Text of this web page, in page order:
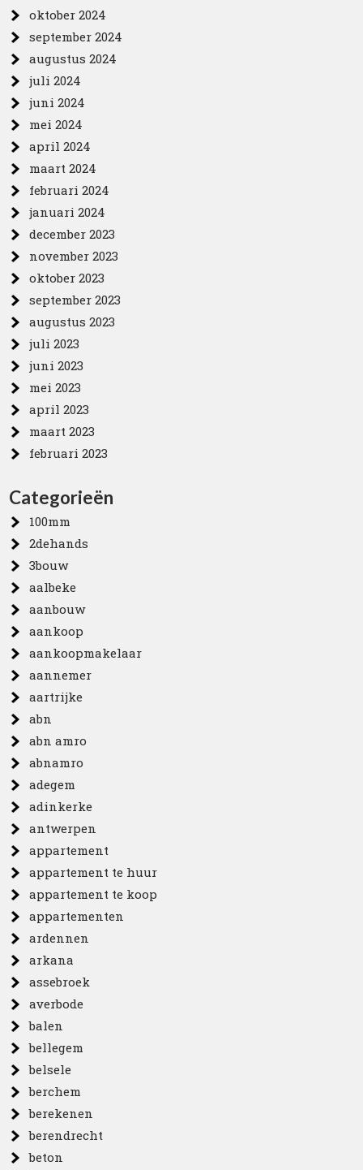
oktober 2024
september 2024
augustus 2024
juli 2024
juni 2024
mei 2024
april 2024
maart 2024
februari 2024
januari 2024
december 2023
november 2023
oktober 2023
september 2023
augustus 2023
juli 2023
juni 2023
mei 2023
april 2023
maart 2023
februari 2023
Categorieën
100mm
2dehands
3bouw
aalbeke
aanbouw
aankoop
aankoopmakelaar
aannemer
aartrijke
abn
abn amro
abnamro
adegem
adinkerke
antwerpen
appartement
appartement te huur
appartement te koop
appartementen
ardennen
arkana
assebroek
averbode
balen
bellegem
belsele
berchem
berekenen
berendrecht
beton